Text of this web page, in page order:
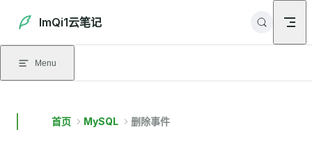
Skip to content
ImQi1云笔记
Menu
首页 MySQL 删除事件